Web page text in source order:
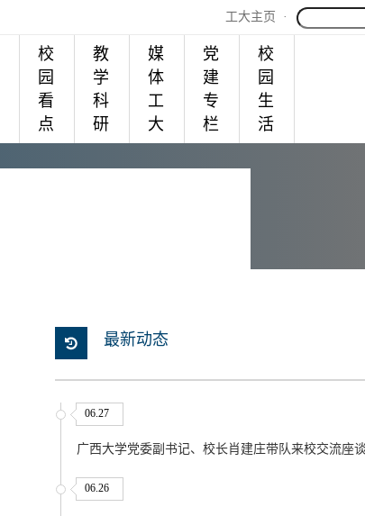
工大主页 ·
校
园
看
点
教
学
科
研
媒
体
工
大
党
建
专
栏
校
园
生
活
最新动态
06.27
广西大学党委副书记、校长肖建庄带队来校交流座
06.26